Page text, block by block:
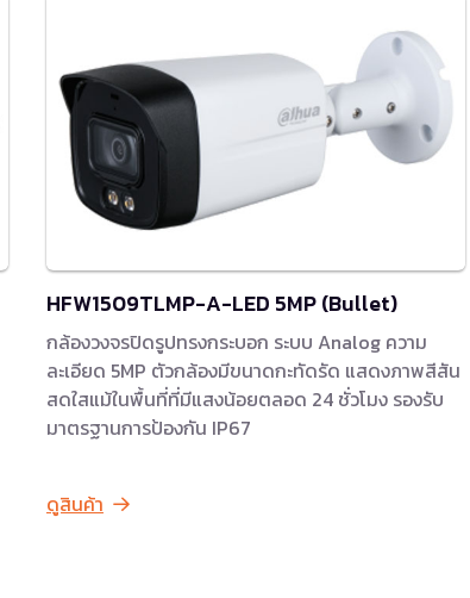
HFW1509TLMP-A-LED 5MP (Bullet)
กล้องวงจรปิดรูปทรงกระบอก ระบบ Analog ความ
ละเอียด 5MP ตัวกล้องมีขนาดกะทัดรัด แสดงภาพสีสัน
สดใสแม้ในพื้นที่ที่มีแสงน้อยตลอด 24 ชั่วโมง รองรับ
มาตรฐานการป้องกัน IP67
ดูสินค้า